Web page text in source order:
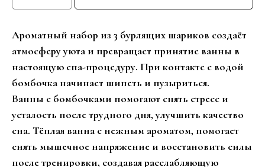
Ароматный набор из 3 бурлящих шариков создаёт
атмосферу уюта и превращает принятие ванны в
настоящую спа-процедуру. При контакте с водой
бомбочка начинает шипеть и пузыриться.
Ванны с бомбочками помогают снять стресс и
усталость после трудного дня, улучшить качество
сна. Тёплая ванна с нежным ароматом, помогает
снять мышечное напряжение и восстановить силы
после тренировки, создавая расслабляющую